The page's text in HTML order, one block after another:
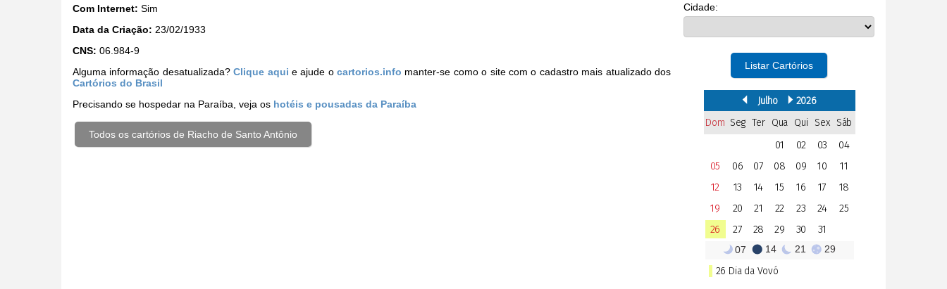
Com Internet: Sim
Data da Criação: 23/02/1933
CNS: 06.984-9
Alguma informação desatualizada?Clique aqui e ajude ocartorios.info manter-se como o site com o cadastro mais atualizado dos
Cartórios do Brasil
Precisando se hospedar na Paraíba, veja os hotéis e pousadas da Paraíba
Todos os cartórios de Riacho de Santo Antônio
Cidade:
Listar Cartórios